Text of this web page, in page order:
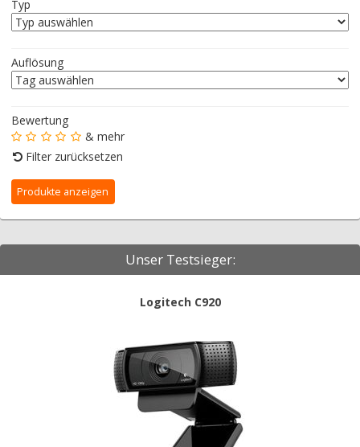
Typ
Auflösung
Bewertung
& mehr
Filter zurücksetzen
Unser Testsieger:
Logitech C920